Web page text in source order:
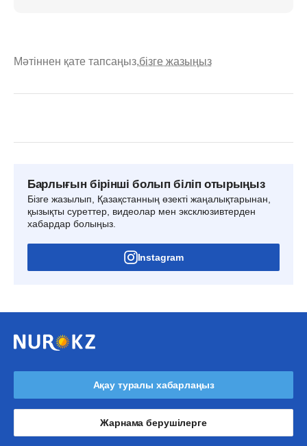
Мәтіннен қате тапсаңыз,бізге жазыңыз
Барлығын бірінші болып біліп отырыңыз
Бізге жазылып, Қазақстанның өзекті жаңалықтарынан,
қызықты суреттер, видеолар мен эксклюзивтерден
хабардар болыңыз.
Instagram
Ақау туралы хабарлаңыз
Жарнама берушілерге